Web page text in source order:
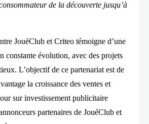
de la découverte jusqu’à
JouéClub et Criteo témoigne d’une
constante évolution, avec des projets
L’objectif de ce partenariat est de
la croissance des ventes et
sur investissement publicitaire
partenaires de JouéClub et